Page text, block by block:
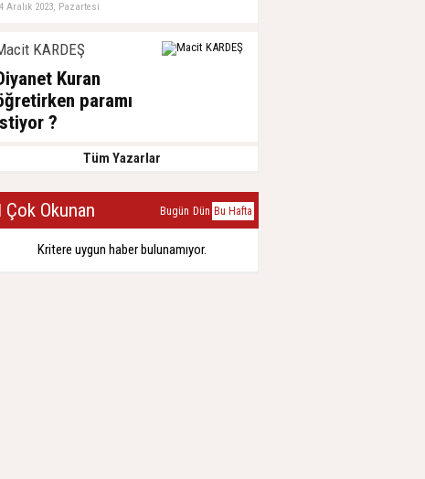
Aralık 2023, Pazartesi
KARDEŞ
Kuran
paramı
?
Tüm Yazarlar
Çok Okunan Bugün Dün Bu Hafta
Kritere uygun haber bulunamıyor.